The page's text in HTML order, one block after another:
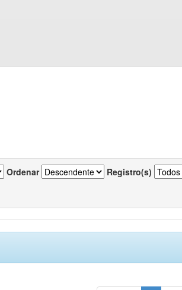
Ordenar Registro(s)